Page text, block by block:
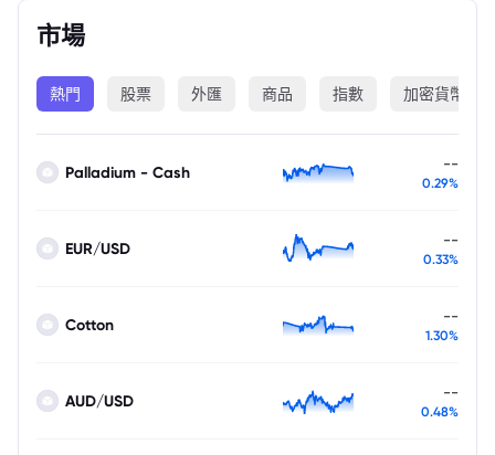
市場
熱門 股票 外匯 商品 指數 加密貨幣
Palladium - Cash --
0.29%
EUR/USD --
0.33%
Cotton --
1.30%
AUD/USD --
0.48%